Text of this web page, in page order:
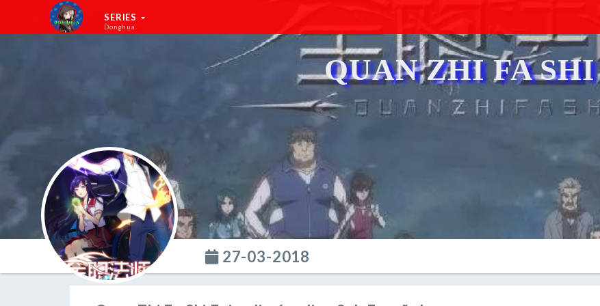
SERIES
Donghua
QUAN ZHI FA SHI
27-03-2018